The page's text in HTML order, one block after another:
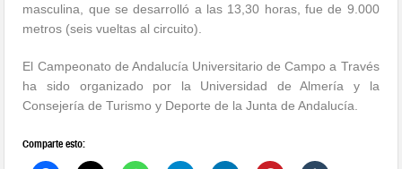
masculina, que se desarrolló a las 13,30 horas, fue de 9.000
metros (seis vueltas al circuito).
El Campeonato de Andalucía Universitario de Campo a Través
ha sido organizado por la Universidad de Almería y la
Consejería de Turismo y Deporte de la Junta de Andalucía.
Comparte esto: